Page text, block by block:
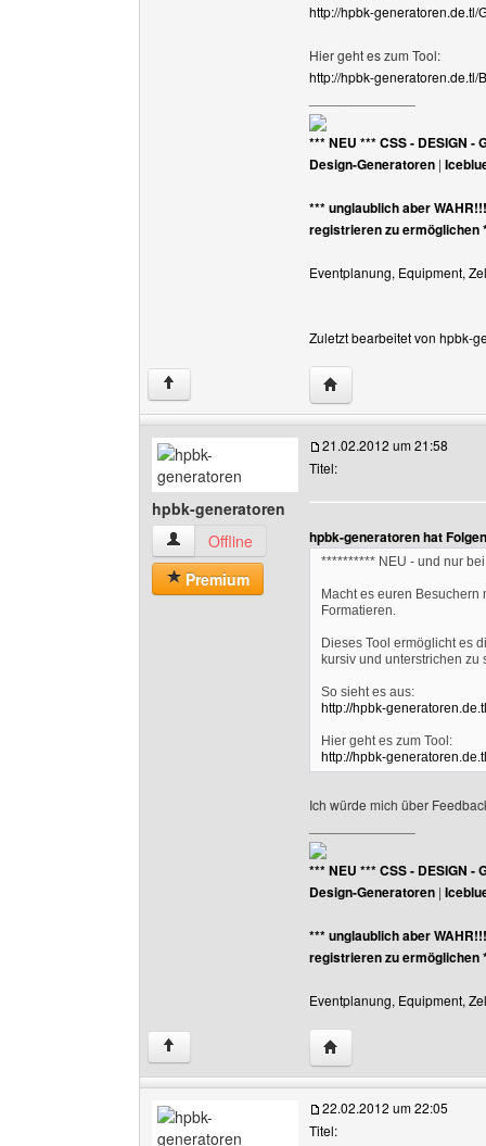
http://hpbk-generatoren.de.tl/
Hier geht es zum Tool:
http://hpbk-generatoren.de.tl/
*** NEU *** CSS - DESIGN -
Design-Generatoren |
*** unglaublich aber
registrieren zu ermöglichen
Eventplanung, Equipment,
Zuletzt bearbeitet von hpbk-
↑ Website dieses
hpbk-generatoren
hpbk-generatoren Benutzer-Profile anzeigen
Offline
Premium
21.02.2012 um 21:58
Titel:
hpbk-generatoren hat
********** NEU - und nur
Macht es euren
Formatieren.
Dieses Tool ermöglicht es
kursiv und unterstrichen zu
So sieht es aus:
http://hpbk-
Hier geht es zum Tool:
http://hpbk-
Ich würde mich über
*** NEU *** CSS - DESIGN -
Design-Generatoren |
*** unglaublich aber
registrieren zu ermöglichen
Eventplanung, Equipment,
↑ Website dieses
22.02.2012 um 22:05
Titel: